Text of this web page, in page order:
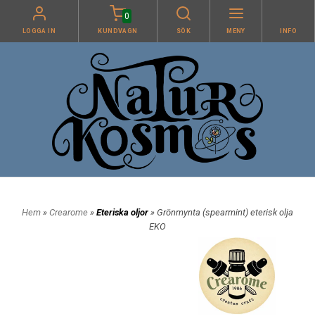
LOGGA IN
0
KUNDVAGN SÖK MENY INFO
Hem » Crearome » Eteriska oljor » Grönmynta (spearmint) eterisk olja
EKO